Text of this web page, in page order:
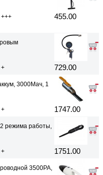
+++ 455.00
+ 729.00
3000Мач, 1
+ 1747.00
режима работы,
+ 1751.00
3500PA,